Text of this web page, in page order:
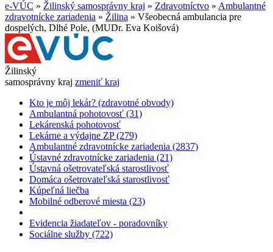
e-VÚC » Žilinský samosprávny kraj » Zdravotníctvo » Ambulantné
zdravotnícke zariadenia » Žilina » Všeobecná ambulancia pre
dospelých, Dlhé Pole, (MUDr. Eva Koišová)
Žilinský
samosprávny kraj zmeniť kraj
Kto je môj lekár? (zdravotné obvody)
Ambulantná pohotovosť (31)
Lekárenská pohotovosť
Lekárne a výdajne ZP (279)
Ambulantné zdravotnícke zariadenia (2837)
Ústavné zdravotnícke zariadenia (21)
Ústavná ošetrovateľská starostlivosť
Domáca ošetrovateľská starostlivosť
Kúpeľná liečba
Mobilné odberové miesta (23)
Evidencia žiadateľov - poradovníky
Sociálne služby (722)